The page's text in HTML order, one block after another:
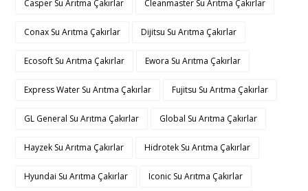
Casper Su Arıtma Çakırlar Cleanmaster Su Arıtma Çakırlar
Conax Su Arıtma Çakırlar Dijitsu Su Arıtma Çakırlar
Ecosoft Su Arıtma Çakırlar Ewora Su Arıtma Çakırlar
Express Water Su Arıtma Çakırlar Fujitsu Su Arıtma Çakırlar
GL General Su Arıtma Çakırlar Global Su Arıtma Çakırlar
Hayzek Su Arıtma Çakırlar Hidrotek Su Arıtma Çakırlar
Hyundai Su Arıtma Çakırlar Iconic Su Arıtma Çakırlar